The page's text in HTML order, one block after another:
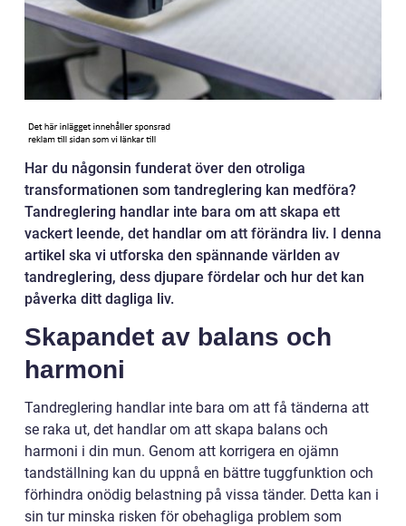
Har du någonsin funderat över den otroliga
transformationen som tandreglering kan medföra?
Tandreglering handlar inte bara om att skapa ett
vackert leende, det handlar om att förändra liv. I denna
artikel ska vi utforska den spännande världen av
tandreglering, dess djupare fördelar och hur det kan
påverka ditt dagliga liv.
Skapandet av balans och
harmoni
Tandreglering handlar inte bara om att få tänderna att
se raka ut, det handlar om att skapa balans och
harmoni i din mun. Genom att korrigera en ojämn
tandställning kan du uppnå en bättre tuggfunktion och
förhindra onödig belastning på vissa tänder. Detta kan i
sin tur minska risken för obehagliga problem som